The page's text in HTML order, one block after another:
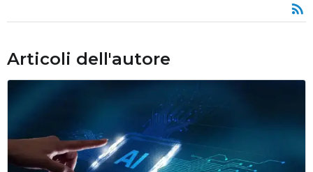
Articoli dell'autore